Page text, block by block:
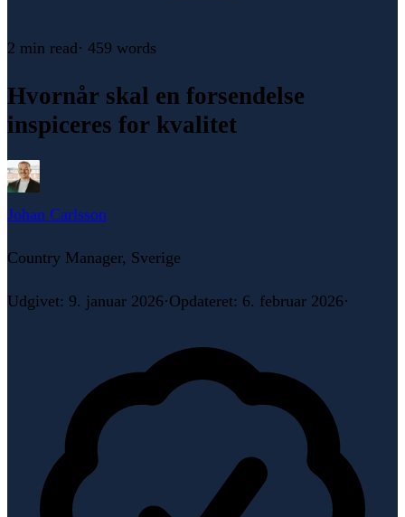
2 min read· 459 words
Hvornår skal en forsendelse
inspiceres for kvalitet
Johan Carlsson
Country Manager, Sverige
Udgivet: 9. januar 2026·Opdateret: 6. februar 2026·